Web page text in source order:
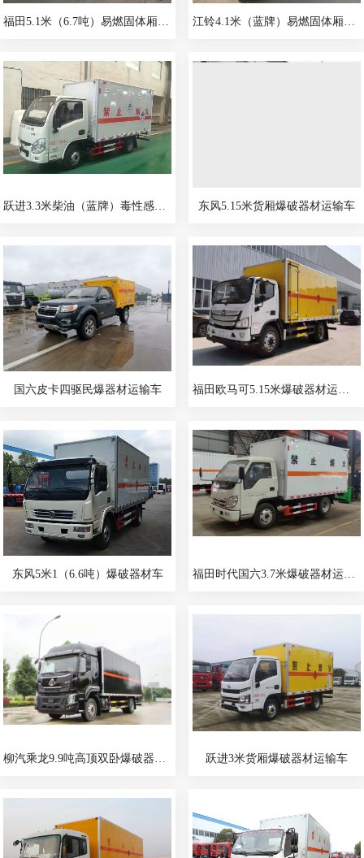
东风5.15米货厢爆破器材运输车
国六皮卡四驱民爆器材运输车 福田欧马可5.15米爆破器材运输车
东风5米1（6.6吨）爆破器材车
跃进3米货厢爆破器材运输车